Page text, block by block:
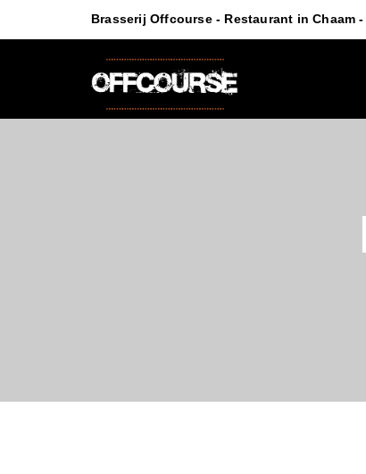
Brasserij Offcourse - Restaurant in Chaam -